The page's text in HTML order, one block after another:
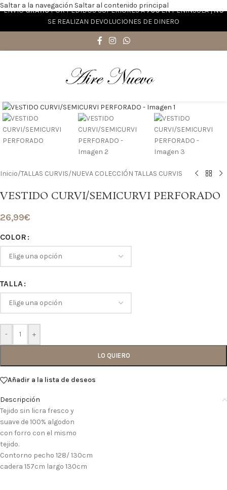
Saltar a la navegación Saltar al contenido principal
ENVÍOGRATISPOR PEDIDOS SUPERIORES A70€EN PENÍNSULA |NO
SE REALIZAN DEVOLUCIONES DE DINERO
Inicio/TALLAS CURVIS/NUEVA COLECCIÓN TALLAS CURVIS
VESTIDO CURVI/SEMICURVI PERFORADO
26,99€
COLOR
TALLA
- +
LO QUIERO
Añadir a la lista de deseos
Descripción
Tejido sin licra fresco y
suave de 100% algodon
con forro con el mismo
tejido.
Contorno pecho 128/ 130cm
cadera 157cm largo 130cm